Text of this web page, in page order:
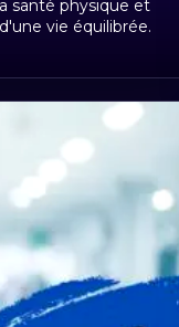
santé physique et
vie équilibrée.